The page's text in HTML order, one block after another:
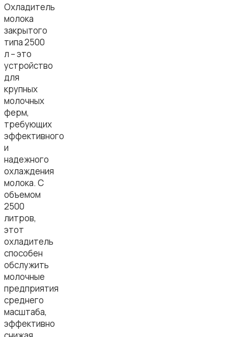
Охладитель
молока
закрытого
типа 2500
л – это
устройство
для
крупных
молочных
ферм,
требующих
эффективного
и
надежного
охлаждения
молока. С
объемом
2500
литров,
этот
охладитель
способен
обслужить
молочные
предприятия
среднего
масштаба,
эффективно